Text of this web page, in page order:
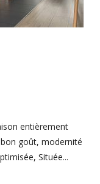
entièrement
goût, modernité
Située...